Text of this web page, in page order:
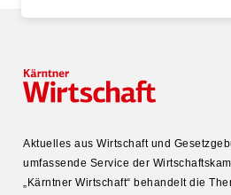
Aktuelles aus Wirtschaft und
umfas­sende Service der
„Kärntner Wirtschaft“ behandelt die